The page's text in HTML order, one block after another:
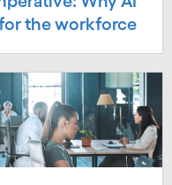
the workforce